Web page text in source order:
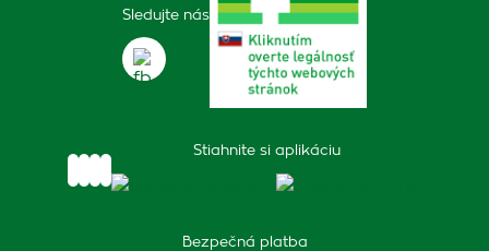
Sledujte nás
Stiahnite si aplikáciu
Bezpečná platba